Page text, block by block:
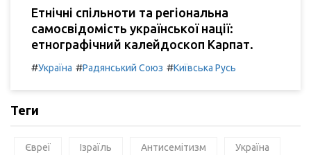
Етнічні спільноти та регіональна
самосвідомість української нації:
етнографічний калейдоскоп Карпат.
#Україна #Радянський Союз #Київська Русь
Теги
Євреї Ізраїль Антисемітизм Україна